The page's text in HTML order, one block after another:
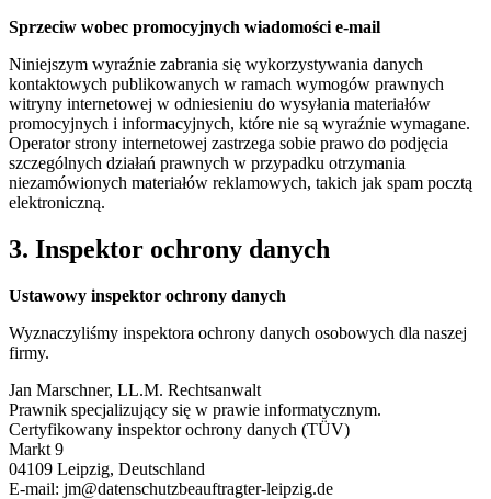
Sprzeciw wobec promocyjnych wiadomości e-mail
Niniejszym wyraźnie zabrania się wykorzystywania danych
kontaktowych publikowanych w ramach wymogów prawnych
witryny internetowej w odniesieniu do wysyłania materiałów
promocyjnych i informacyjnych, które nie są wyraźnie wymagane.
Operator strony internetowej zastrzega sobie prawo do podjęcia
szczególnych działań prawnych w przypadku otrzymania
niezamówionych materiałów reklamowych, takich jak spam pocztą
elektroniczną.
3. Inspektor ochrony danych
Ustawowy inspektor ochrony danych
Wyznaczyliśmy inspektora ochrony danych osobowych dla naszej
firmy.
Jan Marschner, LL.M. Rechtsanwalt
Prawnik specjalizujący się w prawie informatycznym.
Certyfikowany inspektor ochrony danych (TÜV)
Markt 9
04109 Leipzig, Deutschland
E-mail: jm@datenschutzbeauftragter-leipzig.de